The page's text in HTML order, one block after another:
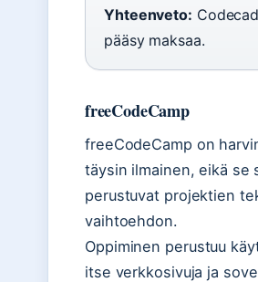
Yhteenveto:
pääsy maksaa.
freeCodeCamp
freeCodeCamp on
täysin ilmainen, eikä se
perustuvat projektien
vaihtoehdon.
Oppiminen perustuu
itse verkkosivuja ja